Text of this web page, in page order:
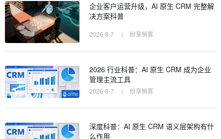
企业客户运营升级，AI 原生 CRM 完整解
决方案科普
2026-8-7 | 纷享销客
2026 行业科普：AI 原生 CRM 成为企业
管理主流工具
2026-8-7 | 纷享销客
深度科普：AI 原生 CRM 语义层架构有什
么作用